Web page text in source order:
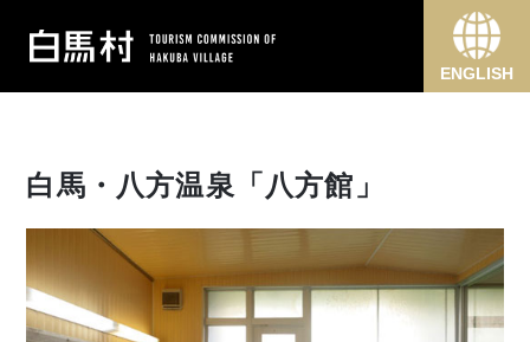
ENGLISH
白馬・八方温泉「八方館」